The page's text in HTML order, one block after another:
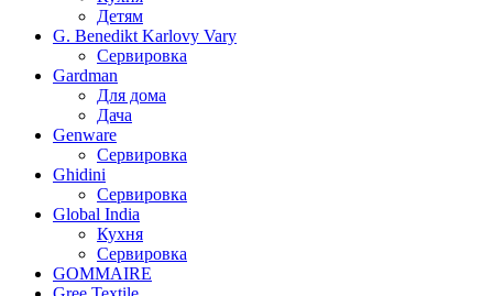
Детям
G. Benedikt Karlovy Vary
Сервировка
Gardman
Для дома
Дача
Genware
Сервировка
Ghidini
Сервировка
Global India
Кухня
Сервировка
GOMMAIRE